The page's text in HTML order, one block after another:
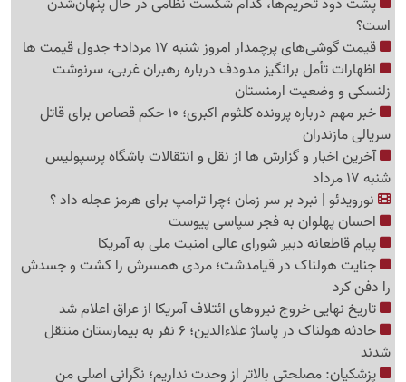
است؟
قیمت گوشی‌های پرچمدار امروز شنبه 17 مرداد+ جدول قیمت ها
اظهارات تأمل برانگیز مدودف درباره رهبران غربی، سرنوشت
زلنسکی و وضعیت ارمنستان
خبر مهم درباره پرونده کلثوم اکبری؛ 10 حکم قصاص برای قاتل
سریالی مازندران
آخرین اخبار و گزارش ها از نقل و انتقالات باشگاه پرسپولیس
شنبه 17 مرداد
نورویدئو | نبرد بر سر زمان ؛چرا ترامپ برای هرمز عجله داد ؟
احسان پهلوان به فجر سپاسی پیوست
پیام قاطعانه دبیر شورای عالی امنیت ملی به آمریکا
جنایت هولناک در قیامدشت؛ مردی همسرش را کشت و جسدش
را دفن کرد
تاریخ نهایی خروج نیروهای ائتلاف آمریکا از عراق اعلام شد
حادثه هولناک در پاساژ علاءالدین؛ 6 نفر به بیمارستان منتقل
شدند
پزشکیان: مصلحتی بالاتر از وحدت نداریم؛ نگرانی اصلی من